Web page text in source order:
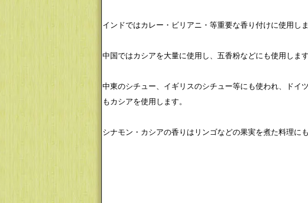
インドではカレー・ビリアニ・等重要な香り付けに使用しま
中国ではカシアを大量に使用し、五香粉などにも使用します
中東のシチュー、イギリスのシチュー等にも使われ、ドイ
もカシアを使用します。
シナモン・カシアの香りはリンゴなどの果実を煮た料理に